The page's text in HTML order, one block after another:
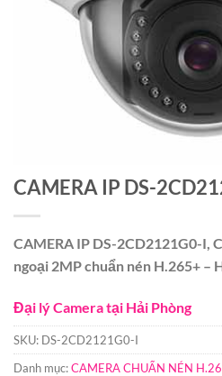
CAMERA IP DS-
CAMERA IP DS-2CD2121G0-I,
ngoại 2MP chuẩn nén H.265+ –
Đại lý Camera tại Hải Phòng
SKU: DS-2CD2121G0-I
Danh mục:CAMERA CHUẨN NÉN